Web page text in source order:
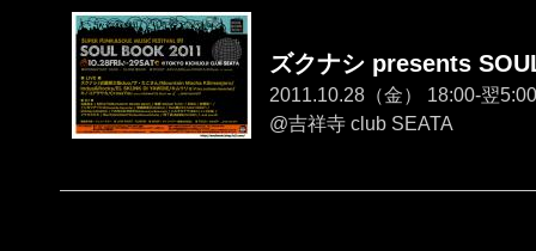
ズクナシ presents
2011.10.28（金） 18:00-翌5:00
@吉祥寺 club SEATA